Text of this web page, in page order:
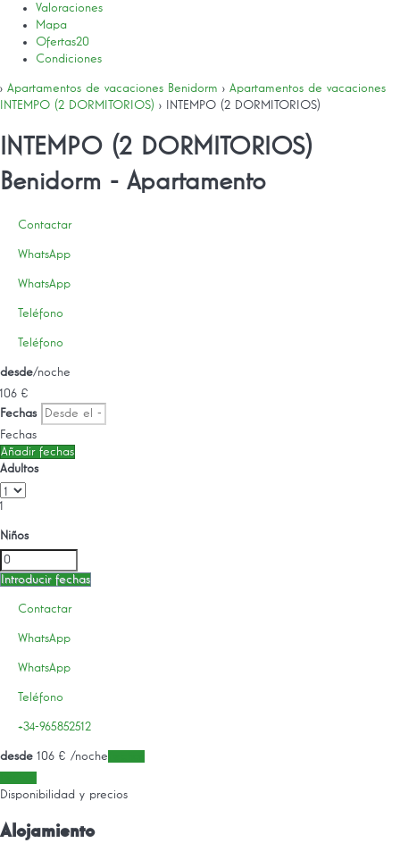
Valoraciones
Mapa
Ofertas20
Condiciones
› Apartamentos de vacaciones Benidorm › Apartamentos de vacaciones
INTEMPO (2 DORMITORIOS) › INTEMPO (2 DORMITORIOS)
INTEMPO (2 DORMITORIOS)
Benidorm - Apartamento
Contactar
WhatsApp
WhatsApp
Teléfono
Teléfono
desde/noche
106 €
Fechas
Fechas
Añadir fechas
Adultos
1
Niños
Introducir fechas
Contactar
WhatsApp
WhatsApp
Teléfono
+34-965852512
desde 106 € /noche
Disponibilidad y precios
Alojamiento